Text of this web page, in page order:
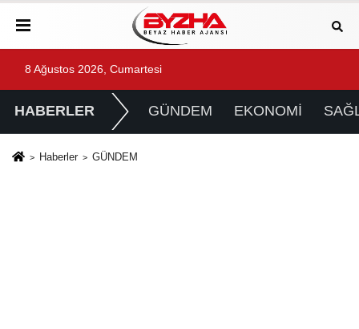
8 Ağustos 2026, Cumartesi
HABERLER GÜNDEM EKONOMİ
Haberler GÜNDEM